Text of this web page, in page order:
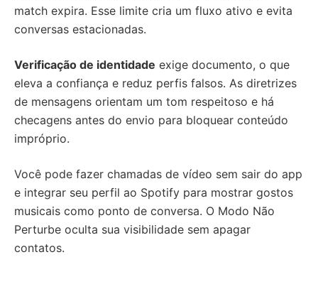
match expira. Esse limite cria um fluxo ativo e evita
conversas estacionadas.
Verificação de identidade exige documento, o que
eleva a confiança e reduz perfis falsos. As diretrizes
de mensagens orientam um tom respeitoso e há
checagens antes do envio para bloquear conteúdo
impróprio.
Você pode fazer chamadas de vídeo sem sair do app
e integrar seu perfil ao Spotify para mostrar gostos
musicais como ponto de conversa. O Modo Não
Perturbe oculta sua visibilidade sem apagar
contatos.